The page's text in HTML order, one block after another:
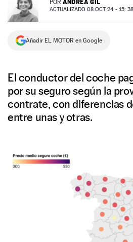
NEWSLETTER
SÍGUENOS
POR ANDREA GIL
ACTUALIZADO 08 OCT 24 - 15: 38
Añadir EL MOTOR en Google
El conductor del coche
por su seguro según la
contrate, con diferencias
entre unas y otras.